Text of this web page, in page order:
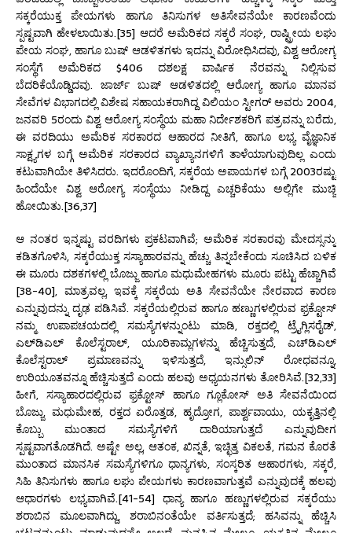
ಸಕ್ಕರೆಯುಕ್ತ ಪೇಯಗಳು ಹಾಗೂ ತಿನಿಸುಗಳ ಅತಿಸೇವನೆಯೇ ಕಾರಣವೆಂದು
ಸ್ಪಷ್ಟವಾಗಿ ಹೇಳಲಾಯಿತು.[35] ಆದರೆ ಅಮೆರಿಕದ ಸಕ್ಕರೆ ಸಂಘ, ರಾಷ್ಟ್ರೀಯ ಲಘು
ಪೇಯ ಸಂಘ, ಹಾಗೂ ಬುಷ್ ಆಡಳಿತಗಳು ಇದನ್ನು ವಿರೋಧಿಸಿದವು, ವಿಶ್ವ ಆರೋಗ್ಯ
ಸಂಸ್ಥೆಗೆ ಅಮೆರಿಕದ $406 ದಶಲಕ್ಷ ವಾರ್ಷಿಕ ನೆರವನ್ನು ನಿಲ್ಲಿಸುವ
ಬೆದರಿಕೆಯೊಡ್ಡಿದವು. ಜಾರ್ಜ್ ಬುಷ್ ಆಡಳಿತದಲ್ಲಿ ಆರೋಗ್ಯ ಹಾಗೂ ಮಾನವ
ಸೇವೆಗಳ ವಿಭಾಗದಲ್ಲಿ ವಿಶೇಷ ಸಹಾಯಕರಾಗಿದ್ದ ವಿಲಿಯಂ ಸ್ಟೀಗರ್ ಅವರು 2004,
ಜನವರಿ 5ರಂದು ವಿಶ್ವ ಆರೋಗ್ಯ ಸಂಸ್ಥೆಯ ಮಹಾ ನಿರ್ದೇಶಕರಿಗೆ ಪತ್ರವನ್ನು ಬರೆದು,
ಈ ವರದಿಯು ಅಮೆರಿಕ ಸರಕಾರದ ಆಹಾರದ ನೀತಿಗೆ, ಹಾಗೂ ಲಭ್ಯ ವೈಜ್ಞಾನಿಕ
ಸಾಕ್ಷ್ಯಗಳ ಬಗ್ಗೆ ಅಮೆರಿಕ ಸರಕಾರದ ವ್ಯಾಖ್ಯಾನಗಳಿಗೆ ತಾಳೆಯಾಗುವುದಿಲ್ಲ ಎಂದು
ಕಟುವಾಗಿಯೇ ತಿಳಿಸಿದರು. ಇದರೊಂದಿಗೆ, ಸಕ್ಕರೆಯ ಅಪಾಯಗಳ ಬಗ್ಗೆ 2003ರಷ್ಟು
ಹಿಂದೆಯೇ ವಿಶ್ವ ಆರೋಗ್ಯ ಸಂಸ್ಥೆಯು ನೀಡಿದ್ದ ಎಚ್ಚರಿಕೆಯು ಅಲ್ಲಿಗೇ ಮುಚ್ಚಿ
ಹೋಯಿತು.[36,37]
ಆ ನಂತರ ಇನ್ನಷ್ಟು ವರದಿಗಳು ಪ್ರಕಟವಾಗಿವೆ; ಅಮೆರಿಕ ಸರಕಾರವು ಮೇದಸ್ಸನ್ನು
ಕಡಿತಗೊಳಿಸಿ, ಸಕ್ಕರೆಯುಕ್ತ ಸಸ್ಯಾಹಾರವನ್ನು ಹೆಚ್ಚು ತಿನ್ನಬೇಕೆಂದು ಸೂಚಿಸಿದ ಬಳಿಕ
ಈ ಮೂರು ದಶಕಗಳಲ್ಲಿ ಬೊಜ್ಜು ಹಾಗೂ ಮಧುಮೇಹಗಳು ಮೂರು ಪಟ್ಟು ಹೆಚ್ಚಾಗಿವೆ
[38-40], ಮಾತ್ರವಲ್ಲ, ಇವಕ್ಕೆ ಸಕ್ಕರೆಯ ಅತಿ ಸೇವನೆಯೇ ನೇರವಾದ ಕಾರಣ
ಎನ್ನುವುದನ್ನು ದೃಢ ಪಡಿಸಿವೆ. ಸಕ್ಕರೆಯಲ್ಲಿರುವ ಹಾಗೂ ಹಣ್ಣುಗಳಲ್ಲಿರುವ ಫ್ರಕ್ಟೋಸ್
ನಮ್ಮ ಉಪಾಪಚಯದಲ್ಲಿ ಸಮಸ್ಯೆಗಳನ್ನುಂಟು ಮಾಡಿ, ರಕ್ತದಲ್ಲಿ ಟ್ರೈಗ್ಲಿಸರೈಡ್,
ಎಲ್‌ಡಿಎಲ್‌ ಕೊಲೆಸ್ಟರಾಲ್, ಯೂರಿಕಾಮ್ಲಗಳನ್ನು ಹೆಚ್ಚಿಸುತ್ತದೆ, ಎಚ್‌ಡಿಎಲ್‌
ಕೊಲೆಸ್ಟರಾಲ್ ಪ್ರಮಾಣವನ್ನು ಇಳಿಸುತ್ತದೆ, ಇನ್ಸುಲಿನ್ ರೋಧವನ್ನೂ,
ಉರಿಯೂತವನ್ನೂ ಹೆಚ್ಚಿಸುತ್ತದೆ ಎಂದು ಹಲವು ಅಧ್ಯಯನಗಳು ತೋರಿಸಿವೆ.[32,33]
ಹೀಗೆ, ಸಸ್ಯಾಹಾರದಲ್ಲಿರುವ ಫ್ರಕ್ಟೋಸ್ ಹಾಗೂ ಗ್ಲೂಕೋಸ್ ಅತಿ ಸೇವನೆಯಿಂದ
ಬೊಜ್ಜು, ಮಧುಮೇಹ, ರಕ್ತದ ಏರೊತ್ತಡ, ಹೃದ್ರೋಗ, ಪಾರ್ಶ್ವವಾಯು, ಯಕೃತ್ತಿನಲ್ಲಿ
ಕೊಬ್ಬು ಮುಂತಾದ ಸಮಸ್ಯೆಗಳಿಗೆ ದಾರಿಯಾಗುತ್ತದೆ ಎನ್ನುವುದೀಗ
ಸ್ಪಷ್ಟವಾಗತೊಡಗಿದೆ. ಅಷ್ಟೇ ಅಲ್ಲ, ಆತಂಕ, ಖಿನ್ನತೆ, ಇಚ್ಛಿತ್ತ ವಿಕಲತೆ, ಗಮನ ಕೊರತೆ
ಮುಂತಾದ ಮಾನಸಿಕ ಸಮಸ್ಯೆಗಳಿಗೂ ಧಾನ್ಯಗಳು, ಸಂಸ್ಕರಿತ ಆಹಾರಗಳು, ಸಕ್ಕರೆ,
ಸಿಹಿ ತಿನಿಸುಗಳು ಹಾಗೂ ಲಘು ಪೇಯಗಳು ಕಾರಣವಾಗುತ್ತವೆ ಎನ್ನುವುದಕ್ಕೆ ಹಲವು
ಆಧಾರಗಳು ಲಭ್ಯವಾಗಿವೆ.[41-54] ಧಾನ್ಯ ಹಾಗೂ ಹಣ್ಣುಗಳಲ್ಲಿರುವ ಸಕ್ಕರೆಯು
ಶರಾಬಿನ ಮೂಲವಾಗಿದ್ದು, ಶರಾಬಿನಂತೆಯೇ ವರ್ತಿಸುತ್ತದೆ; ಹಸಿವನ್ನು ಹೆಚ್ಚಿಸಿ